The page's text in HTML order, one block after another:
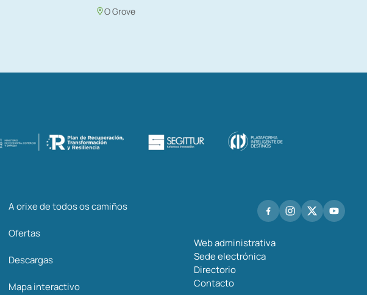
O Grove
A orixe de todos os camiños
Ofertas
Descargas
Mapa interactivo
Web administrativa
Sede electrónica
Directorio
Contacto